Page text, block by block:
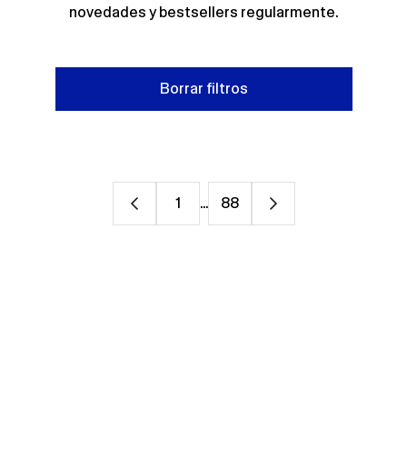
novedades y bestsellers regularmente.
Borrar filtros
1 ... 88